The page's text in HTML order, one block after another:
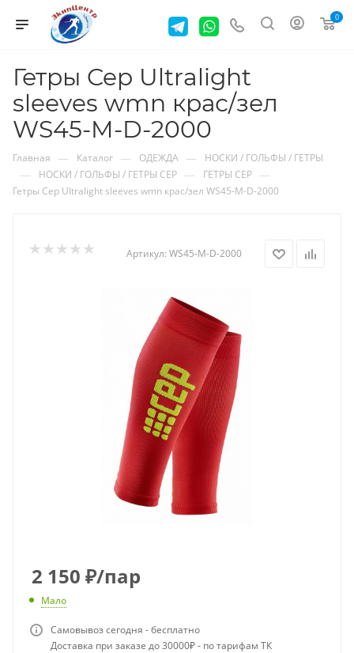
0
Гетры Cep Ultralight
sleeves wmn крас/зел
WS45-M-D-2000
Главная — Каталог — ОДЕЖДА — НОСКИ / ГОЛЬФЫ / ГЕТРЫ
— НОСКИ / ГОЛЬФЫ / ГЕТРЫ CEP — ГЕТРЫ CEP —
Гетры Cep Ultralight sleeves wmn крас/зел WS45-M-D-2000
Артикул: WS45-M-D-2000
2 150 ₽/пар
Мало
Самовывоз сегодня - бесплатно
Доставка при заказе до 30000₽ - по тарифам ТК